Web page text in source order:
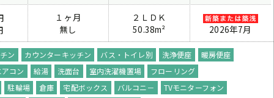
１ヶ月
無し
２ＬＤＫ
50.38m²
2026年7月
ン カウンターキッチン バス・トイレ別 洗浄便座
暖房便座
コン
給湯 洗面台 室内洗濯機置場
フローリング
駐輪場
倉庫 宅配ボックス バルコニ－
TVモニターフォン